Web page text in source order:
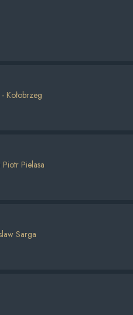
Kołobrzeg
Pielasa
Sarga